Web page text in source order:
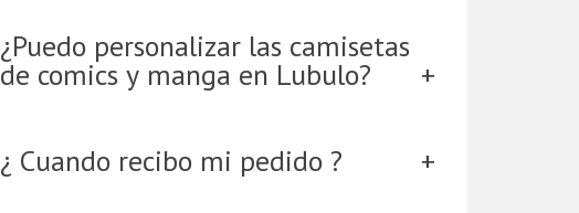
¿Puedo personalizar las camisetas
de comics y manga en Lubulo?
¿ Cuando recibo mi pedido ?